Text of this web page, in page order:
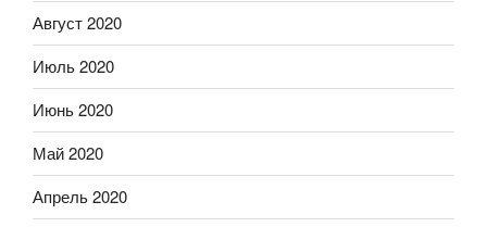
Август 2020
Июль 2020
Июнь 2020
Май 2020
Апрель 2020